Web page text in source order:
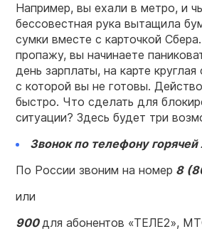
Например, вы ехали в метро, и
бессовестная рука вытащила
сумки вместе с карточкой Сбера
пропажу, вы начинаете
день зарплаты, на карте круглая
с которой вы не готовы.
быстро. Что сделать для
ситуации? Здесь будет три
Звонокпо телефону горячей
По России звоним на номер 8
или
900для абонентов «ТЕЛЕ2»,